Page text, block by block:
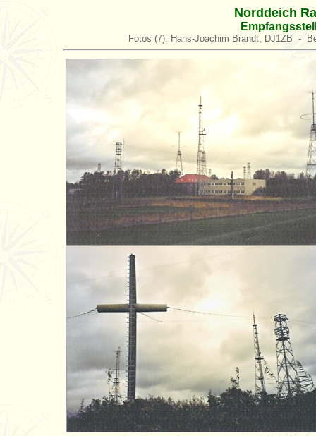
Norddeich
Fotos (7): Hans-Joachim Brandt, DJ1ZB -